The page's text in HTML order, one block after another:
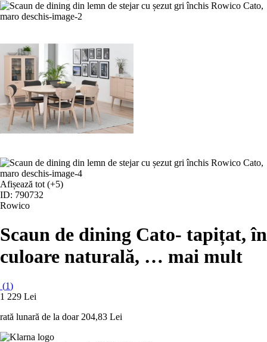
Afișează tot (+5)
ID: 790732
Rowico
Scaun de dining Cato- tapițat, în
culoare naturală, … mai mult
(1)
1 229 Lei
rată lunară de la doar 204,83 Lei